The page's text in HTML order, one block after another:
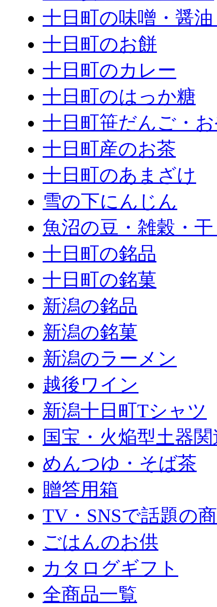
十日町の味噌・醤
十日町のお餅
十日町のカレー
十日町のはっか糖
十日町笹だんご・
十日町産のお茶
十日町のあまざけ
雪の下にんじん
魚沼の豆・雑穀・
十日町の銘品
十日町の銘菓
新潟の銘品
新潟の銘菓
新潟のラーメン
越後ワイン
新潟十日町Tシャツ
国宝・火焔型土器
めんつゆ・そば茶
贈答用箱
TV・SNSで話題の
ごはんのお供
カタログギフト
全商品一覧